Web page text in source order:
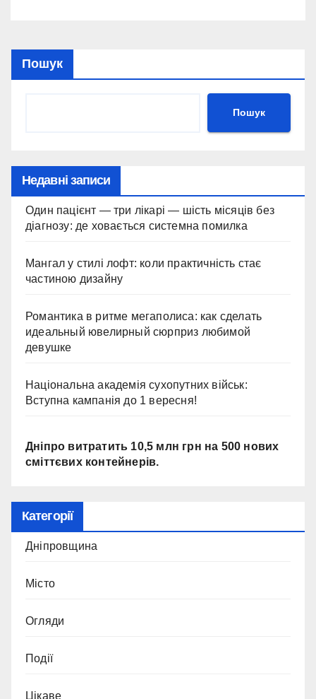
Пошук
Пошук
Недавні записи
Один пацієнт — три лікарі — шість місяців без
діагнозу: де ховається системна помилка
Мангал у стилі лофт: коли практичність стає
частиною дизайну
Романтика в ритме мегаполиса: как сделать
идеальный ювелирный сюрприз любимой
девушке
Національна академія сухопутних військ:
Вступна кампанія до 1 вересня!
Дніпро витратить 10,5 млн грн на 500 нових
сміттєвих контейнерів.
Категорії
Дніпровщина
Місто
Огляди
Події
Цікаве